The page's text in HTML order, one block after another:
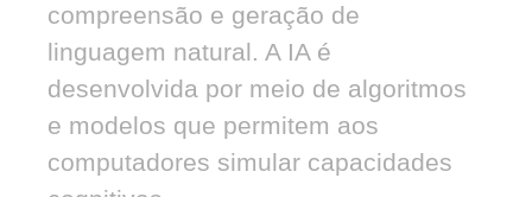
compreensão e geração de
linguagem natural. A IA é
desenvolvida por meio de algoritmos
e modelos que permitem aos
computadores simular capacidades